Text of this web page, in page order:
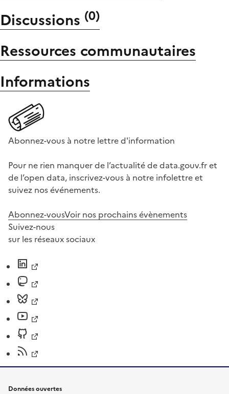
Discussions (0)
Ressources communautaires
Informations
Abonnez-vous à notre lettre d'information
Pour ne rien manquer de l’actualité de data.gouv.fr et
de l’open data, inscrivez-vous à notre infolettre et
suivez nos événements.
Abonnez-vousVoir nos prochains évènements
Suivez-nous
sur les réseaux sociaux
Données ouvertes